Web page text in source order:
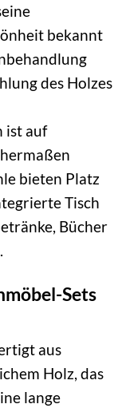
bekannt
des Holzes
ist auf
bieten Platz
Tisch
Bücher
Sets
aus
Holz, das
lange